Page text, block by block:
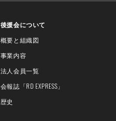
後援会について
概要と組織図
事業内容
法人会員一覧
会報誌 「RD EXPRESS」
歴史